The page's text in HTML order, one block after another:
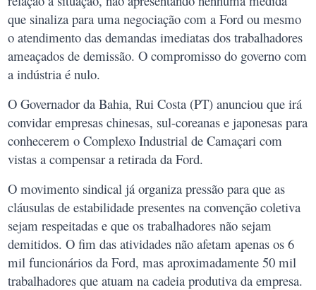
que sinaliza para uma negociação com a Ford ou mesmo
o atendimento das demandas imediatas dos trabalhadores
ameaçados de demissão. O compromisso do governo com
a indústria é nulo.
O Governador da Bahia, Rui Costa (PT) anunciou que irá
convidar empresas chinesas, sul-coreanas e japonesas para
conhecerem o Complexo Industrial de Camaçari com
vistas a compensar a retirada da Ford.
O movimento sindical já organiza pressão para que as
cláusulas de estabilidade presentes na convenção coletiva
sejam respeitadas e que os trabalhadores não sejam
demitidos. O fim das atividades não afetam apenas os 6
mil funcionários da Ford, mas aproximadamente 50 mil
trabalhadores que atuam na cadeia produtiva da empresa.